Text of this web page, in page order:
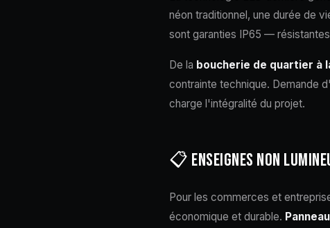
néon traditionnel, une durée de
sont garanties IP65 —
De la boucherie de quartier à
contrainte technique. Demande
charge l'intégralité du projet.
📋 ENSEIGNES NON
Pour les commerces et
économique et durable.